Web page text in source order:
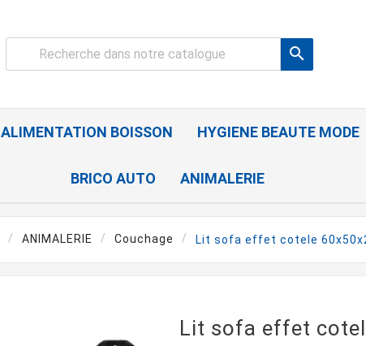

ALIMENTATION BOISSON HYGIENE BEAUTE MODE
BRICO AUTO ANIMALERIE
ANIMALERIE Couchage Lit sofa effet cotele
Lit sofa effet